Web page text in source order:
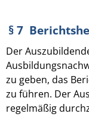
§ 7
Der
zu geben, das
zu führen. Der
regelmäßig